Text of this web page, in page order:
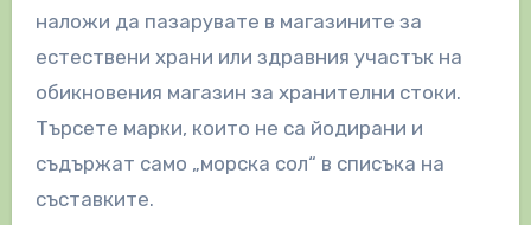
наложи да пазарувате в магазините за
естествени храни или здравния участък на
обикновения магазин за хранителни стоки.
Търсете марки, които не са йодирани и
съдържат само „морска сол“ в списъка на
съставките.